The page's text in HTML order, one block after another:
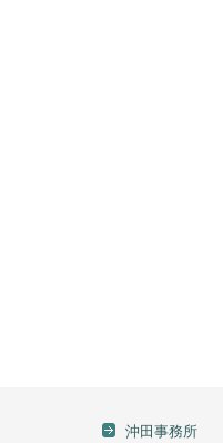
沖田事務所